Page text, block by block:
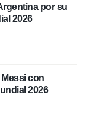
por su
2026
con
2026